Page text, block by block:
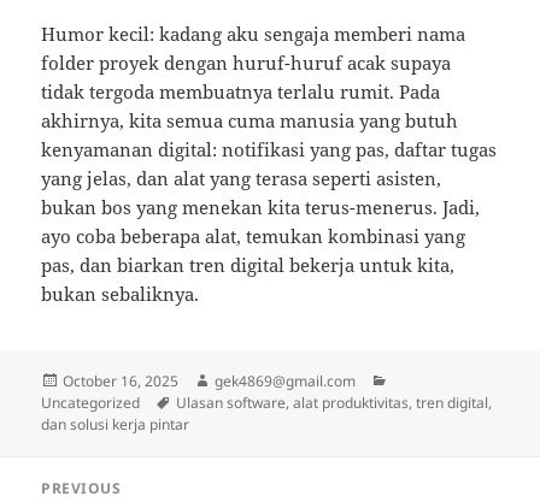
Humor kecil: kadang aku sengaja memberi nama
folder proyek dengan huruf-huruf acak supaya
tidak tergoda membuatnya terlalu rumit. Pada
akhirnya, kita semua cuma manusia yang butuh
kenyamanan digital: notifikasi yang pas, daftar tugas
yang jelas, dan alat yang terasa seperti asisten,
bukan bos yang menekan kita terus-menerus. Jadi,
ayo coba beberapa alat, temukan kombinasi yang
pas, dan biarkan tren digital bekerja untuk kita,
bukan sebaliknya.
Posted
on
October 16, 2025 Author
gek4869@gmail.com
Uncategorized
Tags
Ulasan software, alat produktivitas, tren digital,
dan solusi kerja pintar
PREVIOUS